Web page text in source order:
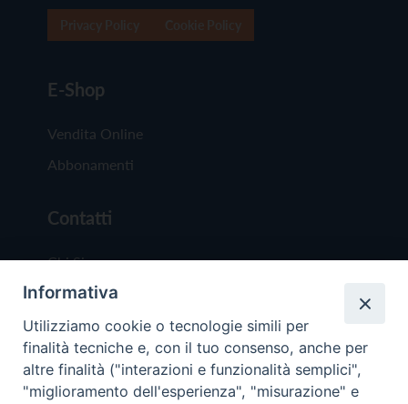
E-Shop
Vendita Online
Abbonamenti
Contatti
Chi Siamo
Redazione
Scrivici
Informativa
Utilizziamo cookie o tecnologie simili per
finalità tecniche e, con il tuo consenso, anche per
altre finalità ("interazioni e funzionalità semplici",
"miglioramento dell'esperienza", "misurazione" e